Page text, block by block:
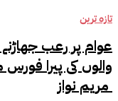
تازہ ترین
عوام پر رعب جھاڑنے
والوں کی پیرا
مریم نواز